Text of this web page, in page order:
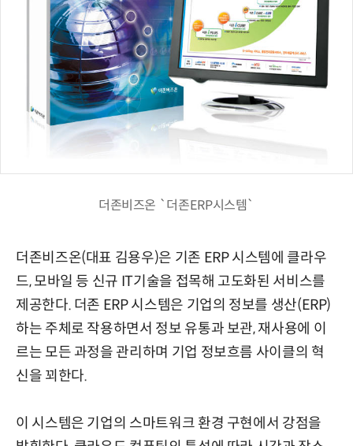
더존비즈온 `더존ERP시스템`
더존비즈온(대표 김용우)은 기존 ERP 시스템에 클라우
드, 모바일 등 신규 IT기술을 접목해 고도화된 서비스를
제공한다. 더존 ERP 시스템은 기업의 정보를 생산(ERP)
하는 주체로 작용하면서 정보 유통과 보관, 재사용에 이
르는 모든 과정을 관리하며 기업 정보흐름 사이클의 혁
신을 꾀한다.
이 시스템은 기업의 스마트워크 환경 구현에서 강점을